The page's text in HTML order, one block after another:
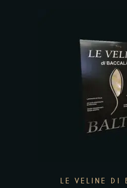
Add to
LE VELINE DI